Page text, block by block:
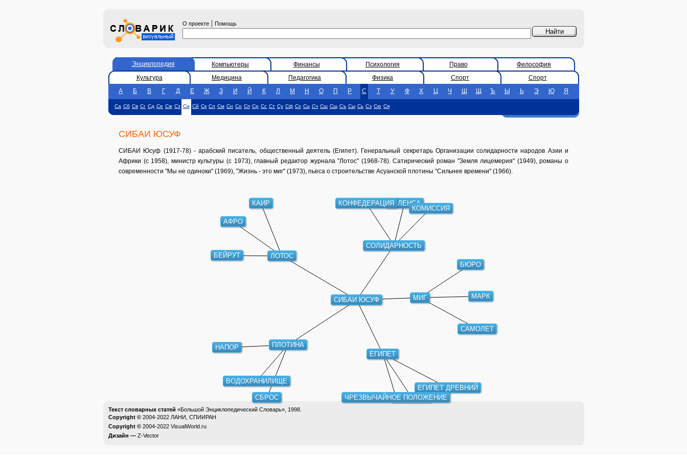
О проекте | Помощь
Энциклопедия Компьютеры Финансы Психология Право
Философия
Культура
Медицина Педагогика Физика Спорт
Спорт
А
Б В Г Д Е Ж З И Й К Л М Н О П Р С Т У Ф Х Ц Ч Ш Щ Ъ Ы Ь Э Ю Я
Са Сб Св Сг Сд Се Сж Сз Си Сй Ск Сл См Сн Со Сп Ср Сс Ст Су Сф Сх Сц Сч Сш Сщ Съ Сы Сь Сэ Сю Ся
СИБАИ ЮСУФ
СИБАИ Юсуф (1917-78) - арабский писатель, общественный деятель (Египет). Генеральный секретарь Организации солидарности народов Азии и
Африки (с 1958), министр культуры (с 1973), главный редактор журнала "Лотос" (1968-78). Сатирический роман "Земля лицемерия" (1949), романы о
современности "Мы не одиноки" (1969), "Жизнь - это миг" (1973), пьеса о строительстве Асуанской плотины "Сильнее времени" (1966).
СИБАИ ЮСУФ
ЛОТОС
СОЛИДАРНОСТЬ
МИГ
ПЛОТИНА
ЕГИПЕТ
БЕЙРУТ
АФРО
КАИР ВАЛЕНСА
КОНФЕДЕРАЦИЯ
КОМИССИЯ
БЮРО
МАРК
САМОЛЕТ
СБРОС
НАПОР
ВОДОХРАНИЛИЩЕ
ЕГИПЕТ ДРЕВНИЙ
ГУМХУРИЯ
ЧРЕЗВЫЧАЙНОЕ ПОЛОЖЕНИЕ
Текст словарных статей «Большой Энциклопедический Словарь», 1998.
Copyright © 2004-2022 ЛАНИ, СПИИРАН
Copyright © 2004-2022 VisualWorld.ru
Дизайн — Z-Vector